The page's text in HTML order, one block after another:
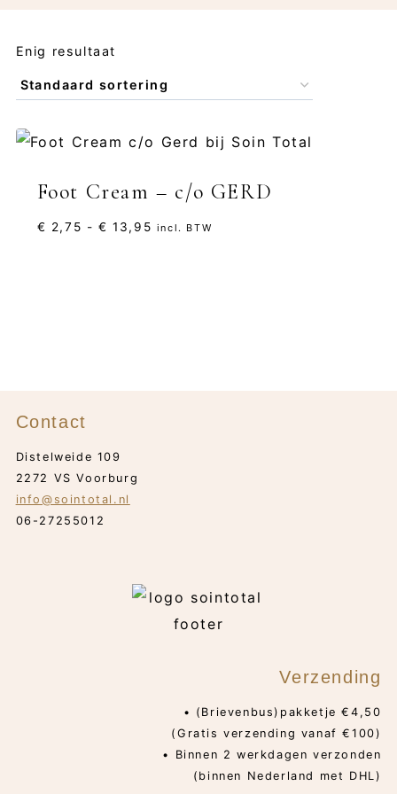
Enig resultaat
Foot Cream – c/o GERD
€ 2,75 - € 13,95 Prijsklasse:
incl. BTW
Contact
Distelweide 109
2272 VS Voorburg
info@sointotal.nl
06-27255012
Verzending
• (Brievenbus)pakketje €4,50
(Gratis verzending vanaf €100)
• Binnen 2 werkdagen verzonden
(binnen Nederland met DHL)